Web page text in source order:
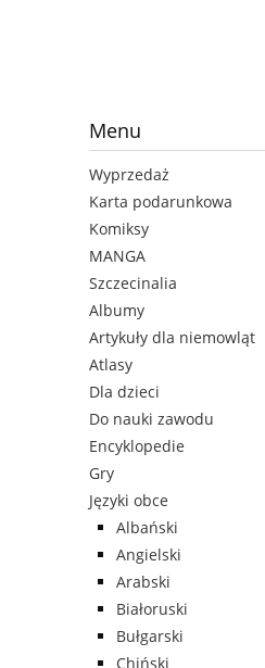
Menu
Wyprzedaż
Karta podarunkowa
Komiksy
MANGA
Szczecinalia
Albumy
Artykuły dla niemowląt
Atlasy
Dla dzieci
Do nauki zawodu
Encyklopedie
Gry
Języki obce
Albański
Angielski
Arabski
Białoruski
Bułgarski
Chiński